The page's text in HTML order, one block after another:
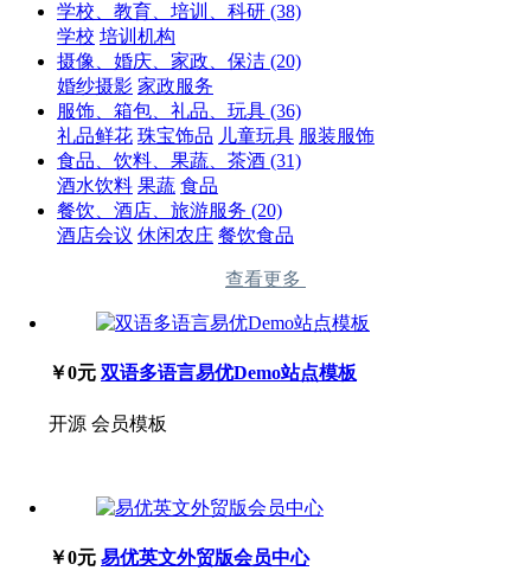
学校、教育、培训、科研 (38)
学校 培训机构
摄像、婚庆、家政、保洁 (20)
婚纱摄影 家政服务
服饰、箱包、礼品、玩具 (36)
礼品鲜花 珠宝饰品 儿童玩具 服装服饰
食品、饮料、果蔬、茶酒 (31)
酒水饮料 果蔬 食品
餐饮、酒店、旅游服务 (20)
酒店会议 休闲农庄 餐饮食品
查看更多
￥0元 双语多语言易优Demo站点模板
开源 会员模板
￥0元 易优英文外贸版会员中心